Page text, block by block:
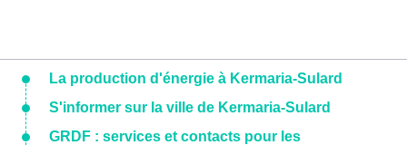
La production d'énergie à Kermaria-Sulard
S'informer sur la ville de Kermaria-Sulard
GRDF : services et contacts pour les